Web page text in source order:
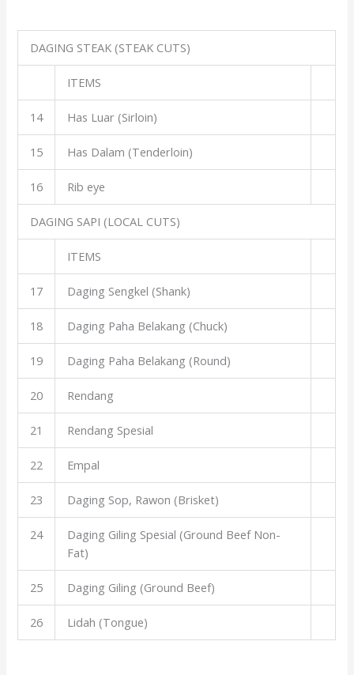
DAGING STEAK (STEAK CUTS)
ITEMS
14 Has Luar (Sirloin)
15 Has Dalam (Tenderloin)
16 Rib eye
DAGING SAPI (LOCAL CUTS)
ITEMS
17 Daging Sengkel (Shank)
18 Daging Paha Belakang (Chuck)
19 Daging Paha Belakang (Round)
20 Rendang
21 Rendang Spesial
22 Empal
23 Daging Sop, Rawon (Brisket)
24
Daging Giling Spesial (Ground Beef Non-
Fat)
25 Daging Giling (Ground Beef)
26 Lidah (Tongue)